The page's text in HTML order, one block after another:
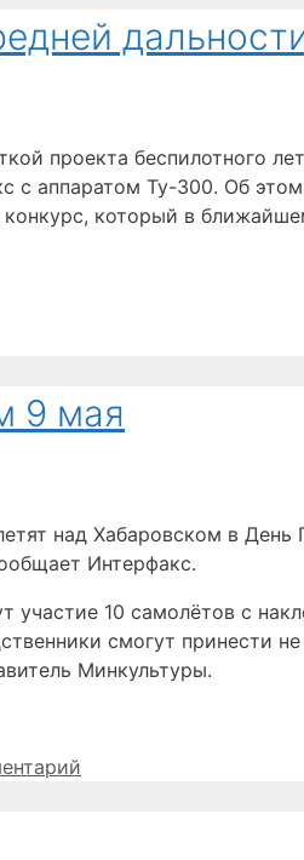
проекта беспилотного
с аппаратом Ту-300. Об
который в
9 мая
над Хабаровском в День
Интерфакс.
участие 10 самолётов с
смогут принести
Минкультуры.